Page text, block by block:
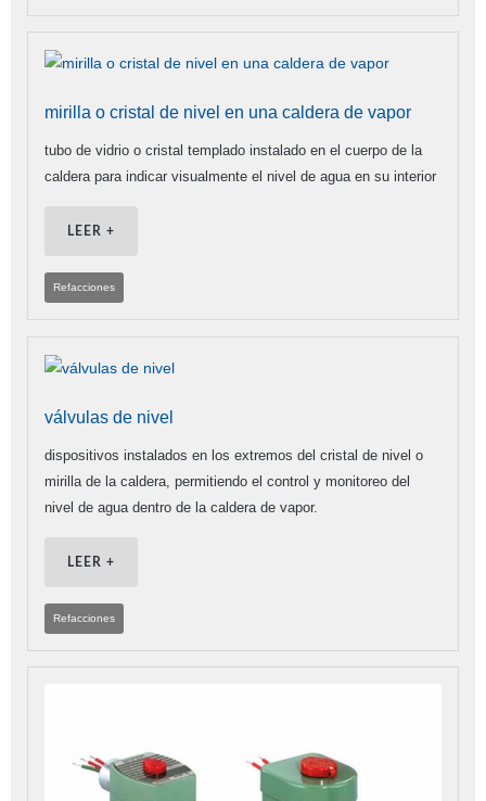
mirilla o cristal de nivel en una caldera de vapor
tubo de vidrio o cristal templado instalado en el cuerpo de la
caldera para indicar visualmente el nivel de agua en su interior
LEER +
Refacciones
válvulas de nivel
dispositivos instalados en los extremos del cristal de nivel o
mirilla de la caldera, permitiendo el control y monitoreo del
nivel de agua dentro de la caldera de vapor.
LEER +
Refacciones